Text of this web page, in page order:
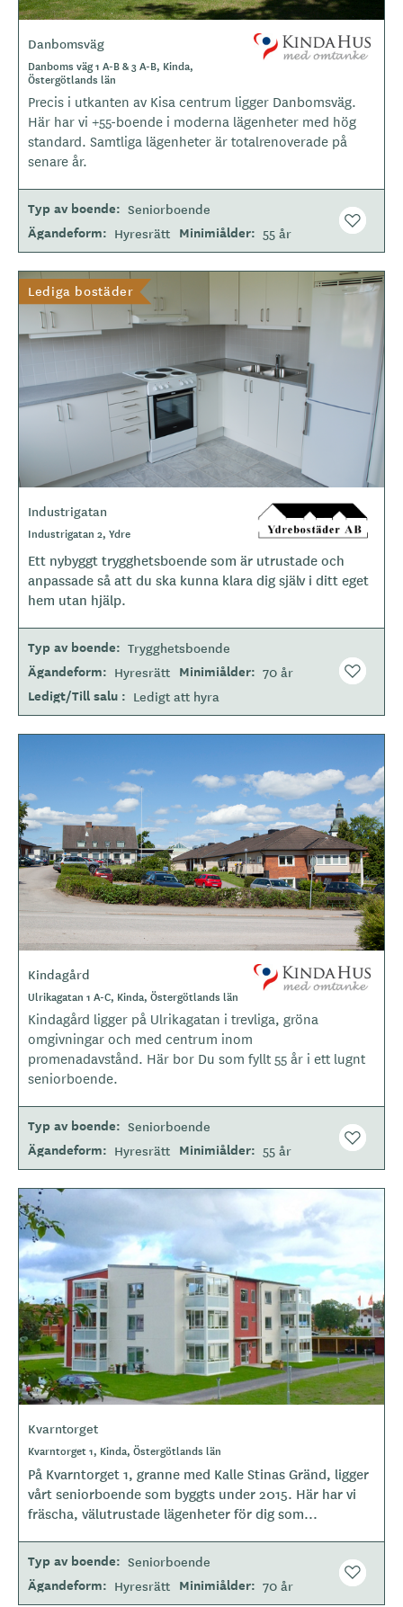
L
o
t
y
Danbomsväg
Danboms väg 1 A-B & 3 A-B, Kinda,
Östergötlands län
Precis i utkanten av Kisa centrum ligger Danbomsväg.
Här har vi +55-boende i moderna lägenheter med hög
standard. Samtliga lägenheter är totalrenoverade på
senare år.
Typ av boende Seniorboende
Ägandeform Hyresrätt Minimiålder 55 år
Lediga bostäder
L
o
o
t
p
Industrigatan
Industrigatan 2, Ydre
Ett nybyggt trygghetsboende som är utrustade och
anpassade så att du ska kunna klara dig själv i ditt eget
hem utan hjälp.
Typ av boende Trygghetsboende
Ägandeform Hyresrätt Minimiålder 70 år
Ledigt/Till salu Ledigt att hyra
L
g
t
y
e
Kindagård
Ulrikagatan 1 A-C, Kinda, Östergötlands län
Kindagård ligger på Ulrikagatan i trevliga, gröna
omgivningar och med centrum inom
promenadavstånd. Här bor Du som fyllt 55 år i ett lugnt
seniorboende.
Typ av boende Seniorboende
Ägandeform Hyresrätt Minimiålder 55 år
Kvarntorget
Kvarntorget 1, Kinda, Östergötlands län
På Kvarntorget 1, granne med Kalle Stinas Gränd, ligger
vårt seniorboende som byggts under 2015. Här har vi
fräscha, välutrustade lägenheter för dig som...
Typ av boende Seniorboende
Ägandeform Hyresrätt Minimiålder 70 år